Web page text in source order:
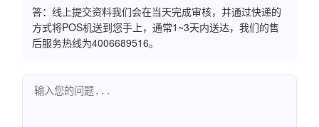
答：线上提交资料我们会在当天完成审核，并通过快递的
方式将POS机送到您手上，通常1~3天内送达，我们的售
后服务热线为4006689516。